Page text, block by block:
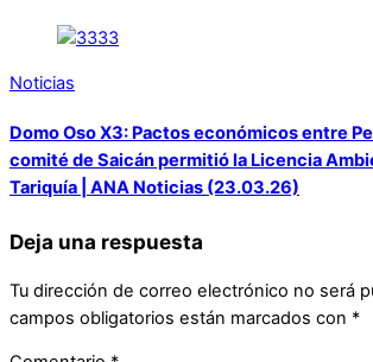
Noticias
Domo Oso X3: Pactos económicos entre
comité de Saicán permitió la Licencia
Tariquía | ANA Noticias (23.03.26)
Deja una respuesta
Tu dirección de correo electrónico no será
campos obligatorios están marcados con *